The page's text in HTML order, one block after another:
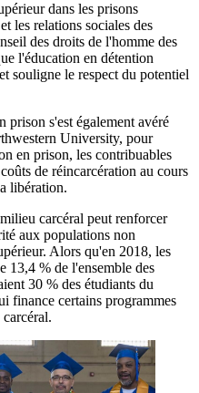
dans les prisons
les relations sociales des
des droits de l'homme des
l'éducation en détention
souligne le respect du potentiel
prison s'est également avéré
University, pour
en prison, les contribuables
de réincarcération au cours
libération.
carcéral peut renforcer
aux populations non
Alors qu'en 2018, les
13,4 % de l'ensemble des
30 % des étudiants du
finance certains programmes